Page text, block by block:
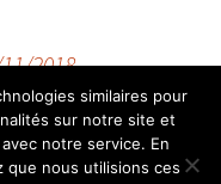
2018
CA du 3/12/2018→
similaires pour
sur notre site et
notre service. En
que nous utilisions ces